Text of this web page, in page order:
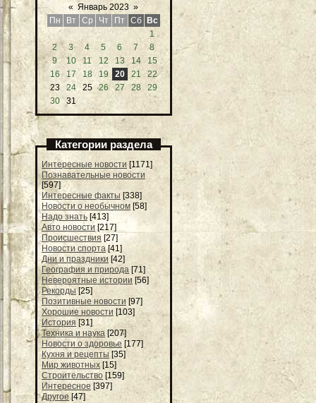
« Январь 2023 »
Пн
Вт Ср Чт Пт Сб
Вс
1
2
3 4 5 6 7
8
9
10 11 12 13 14
15
16
17 18 19 20 21
22
23
24 25 26 27 28
29
30
31
Категории раздела
Интересные новости [1171]
Познавательные новости
[597]
Интересные факты [338]
Новости о необычном [58]
Надо знать [413]
Авто новости [217]
Происшествия [27]
Новости спорта [41]
Дни и праздники [42]
География и природа [71]
Невероятные истории [56]
Рекорды [25]
Позитивные новости [97]
Хорошие новости [103]
История [31]
Техника и наука [207]
Новости о здоровье [177]
Кухня и рецепты [35]
Мир животных [15]
Строительство [159]
Интересное [397]
Другое [47]